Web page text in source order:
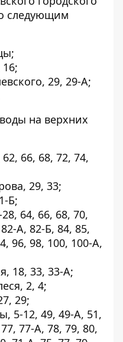
следующим
29, 29-А;
на верхних
66, 68, 72, 74,
29, 33;
Б;
64, 66, 68, 70,
А, 82-Б, 84, 85,
96, 98, 100, 100-А,
18, 33, 33-А;
2, 4;
29;
5-12, 49, 49-А, 51,
77-А, 78, 79, 80,